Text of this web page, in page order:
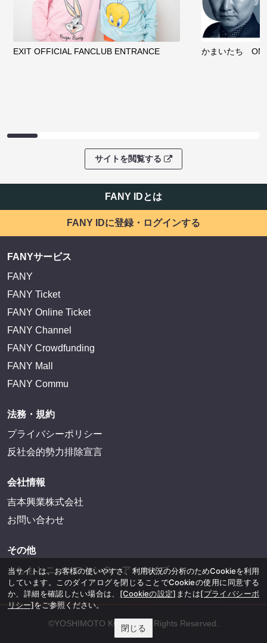
EXIT OFFICIAL FANCLUB ENTRANCE かまいたち
サイトを閲覧する
FANY IDとは
FANY IDに登録・ログインする
FANYサービス
FANY
FANY Ticket
FANY Online Ticket
FANY Channel
FANY Crowdfunding
FANY Mall
FANY Commu
法務・規約
プライバシーポリシー
反社会的勢力排除宣言
会社情報
吉本興業株式会社
お問い合わせ
その他
よしもとニュースセンターアーカイブ
©YOSHIMOTO KOGYO, All Rights Reserved.
当サイトは、お客様の使いやすさ、利用状況の分析のためCookieを利用
しています。このダイアログを閉じることでCookieの使用に同意する
か、詳細を確認したい場合は、 [Cookieの設定] または[プライバシーポ
リシー]をご参照ください。
閉じる